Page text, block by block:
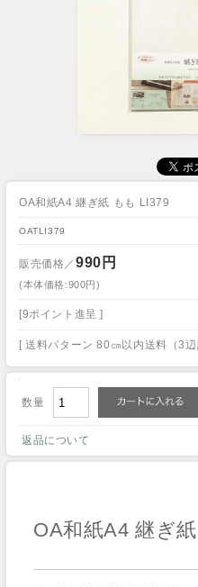
OA和紙A4 継ぎ紙 もも LI379
OATLI379
販売価格／990円
(本体価格:900円)
[9ポイント進呈 ]
[ 送料パターン 80㎝以内送料（3辺
数量
返品について
OA和紙A4 継ぎ